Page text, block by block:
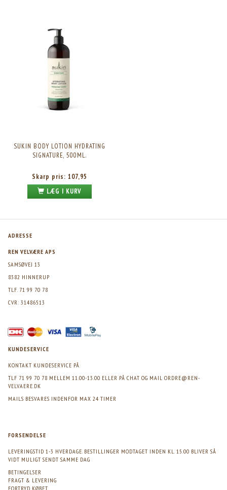
SUKIN BODY LOTION HYDRATING
SIGNATURE, 500ML.
Skarp pris: 107,95
LÆG I KURV
ADRESSE
REN VELVÆRE APS
SAMSØVEJ 13
8382 HINNERUP
TLF. 71 99 70 78
CVR: 31486513
KUNDESERVICE
KONTAKT KUNDESERVICE PÅ
TLF 71 99 70 78 MELLEM 11.00-13.00 ELLER PÅ CHAT OG MAIL ORDRE@REN-
VELVAERE.DK
MAILS BESVARES INDENFOR MAX 24 TIMER
FORSENDELSE
LEVERINGSTID 1-3 HVERDAGE. BESTILLINGER MODTAGET INDEN KL. 15.00 BLIVER SÅ
VIDT MULIGT SENDT SAMME DAG
BETINGELSER
FRAGT & LEVERING
FORTRYD KØBET